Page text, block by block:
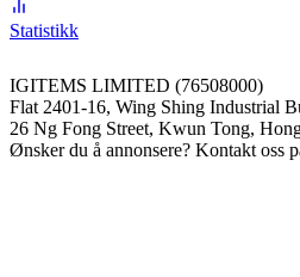
Statistikk
IGITEMS LIMITED (76508000)
Flat 2401-16, Wing Shing Industrial
26 Ng Fong Street, Kwun Tong,
Ønsker du å annonsere? Kontakt oss